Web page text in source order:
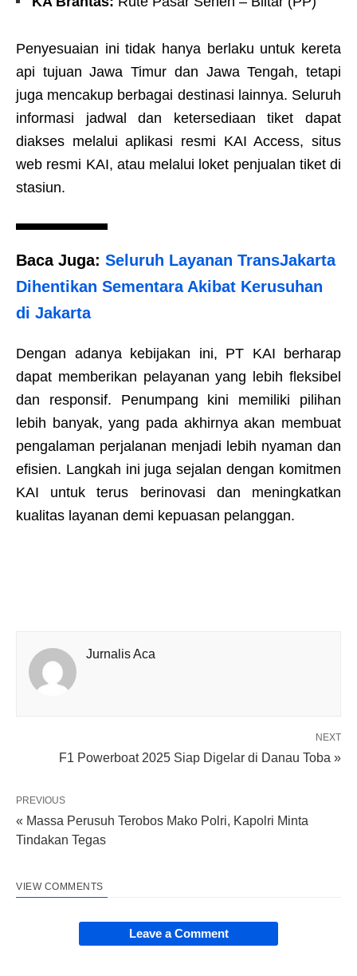
Penyesuaian ini tidak hanya berlaku untuk kereta
api tujuan Jawa Timur dan Jawa Tengah, tetapi
juga mencakup berbagai destinasi lainnya. Seluruh
informasi jadwal dan ketersediaan tiket dapat
diakses melalui aplikasi resmi KAI Access, situs
web resmi KAI, atau melalui loket penjualan tiket di
stasiun.
Baca Juga: Seluruh Layanan TransJakarta
Dihentikan Sementara Akibat Kerusuhan
di Jakarta
Dengan adanya kebijakan ini, PT KAI berharap
dapat memberikan pelayanan yang lebih fleksibel
dan responsif. Penumpang kini memiliki pilihan
lebih banyak, yang pada akhirnya akan membuat
pengalaman perjalanan menjadi lebih nyaman dan
efisien. Langkah ini juga sejalan dengan komitmen
KAI untuk terus berinovasi dan meningkatkan
kualitas layanan demi kepuasan pelanggan.
Jurnalis Aca
NEXT
F1 Powerboat 2025 Siap Digelar di Danau Toba »
PREVIOUS
« Massa Perusuh Terobos Mako Polri, Kapolri Minta
Tindakan Tegas
VIEW COMMENTS
Leave a Comment